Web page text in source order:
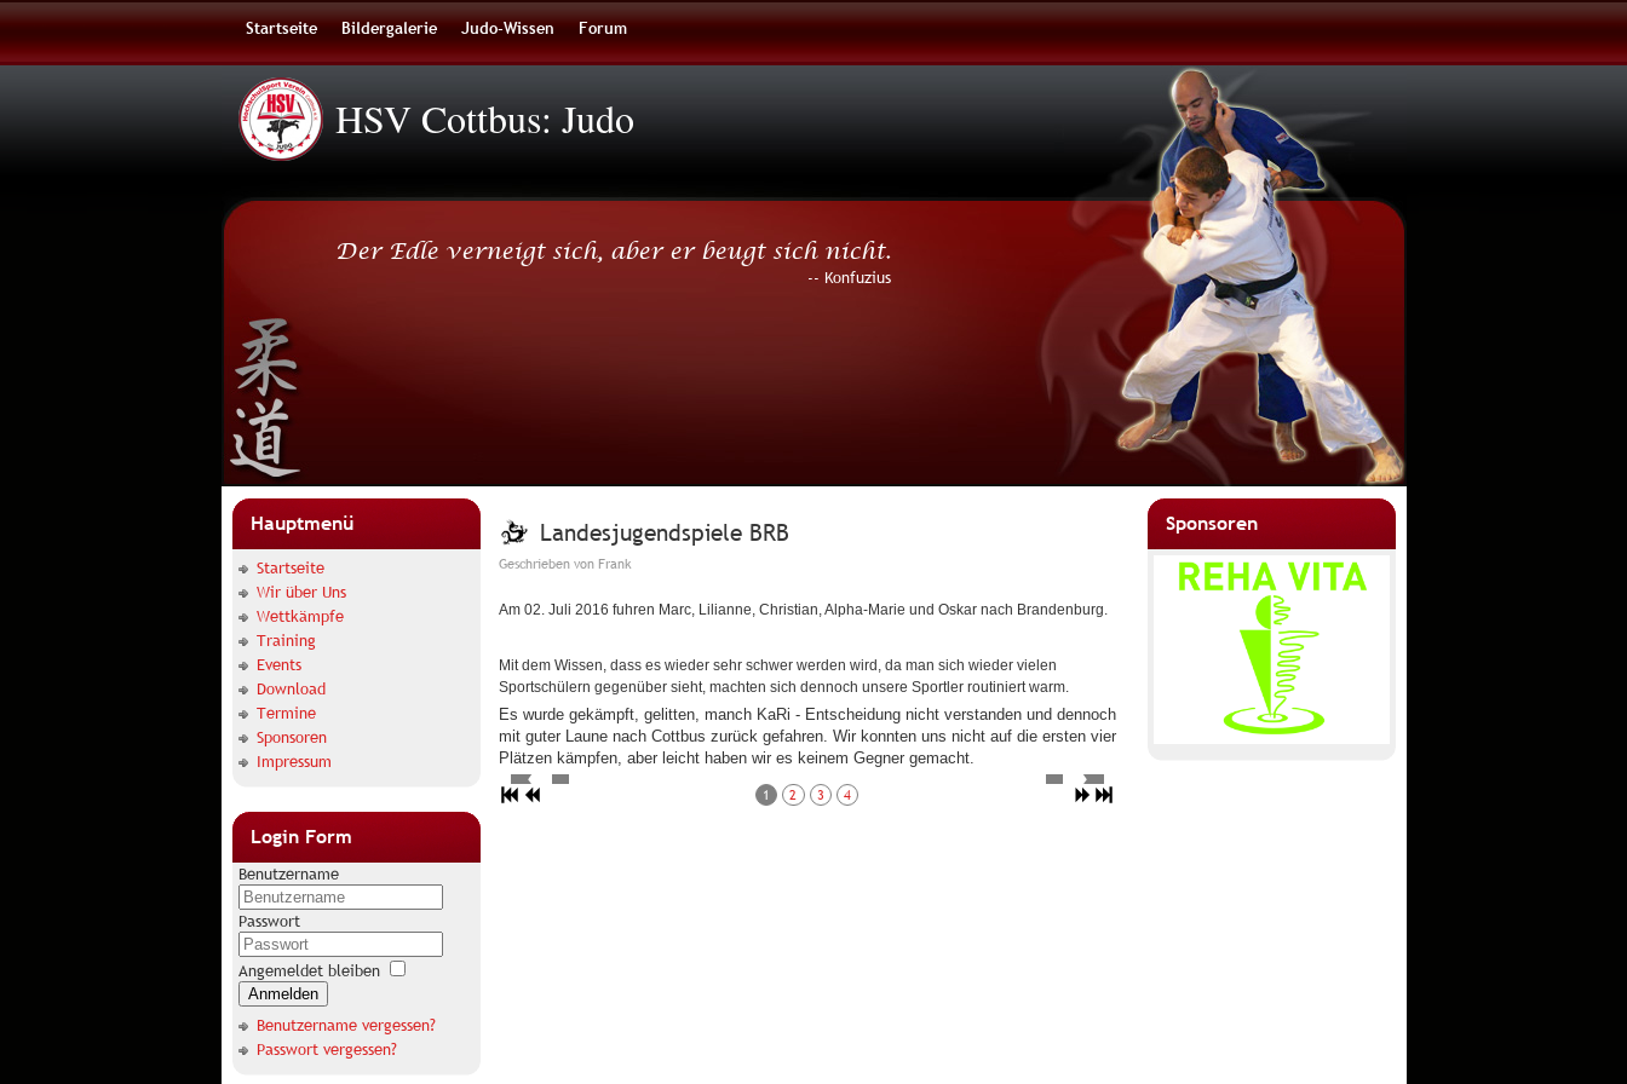
Startseite Bildergalerie Judo-Wissen Forum
HSV Cottbus: Judo
Der Edle verneigt sich, aber er beugt sich nicht.
-- Konfuzius
Hauptmenü
Startseite
Wir über Uns
Wettkämpfe
Training
Events
Download
Termine
Sponsoren
Impressum
Login Form
Benutzername
Passwort
Angemeldet bleiben
Anmelden
Benutzername vergessen?
Passwort vergessen?
Landesjugendspiele BRB
Geschrieben von Frank
Am 02. Juli 2016 fuhren Marc, Lilianne, Christian, Alpha-Marie und Oskar nach Brandenburg.
Mit dem Wissen, dass es wieder sehr schwer werden wird, da man sich wieder vielen
Sportschülern gegenüber sieht, machten sich dennoch unsere Sportler routiniert warm.
Es wurde gekämpft, gelitten, manch KaRi - Entscheidung nicht verstanden und dennoch
mit guter Laune nach Cottbus zurück gefahren. Wir konnten uns nicht auf die ersten vier
Plätzen kämpfen, aber leicht haben wir es keinem Gegner gemacht.
1 2 3 4
Sponsoren